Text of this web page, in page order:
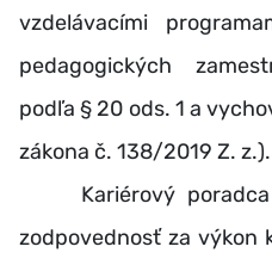
vzdelávacími
pedagogických
podľa § 20 ods. 1 a
zákona č. 138/2019 Z. z.).
Kariérový poradca
zodpovednosť za výkon